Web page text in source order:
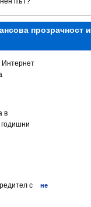
прозрачност и
Интернет
в
с
не